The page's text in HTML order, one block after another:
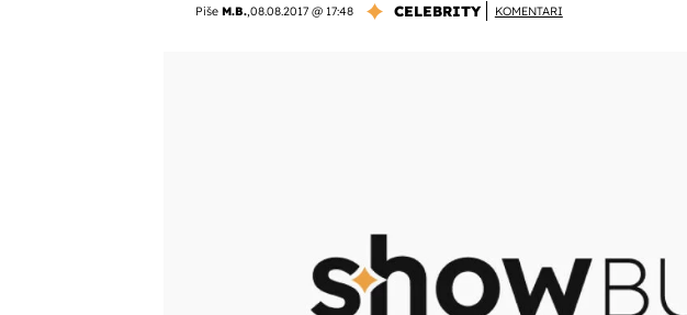
Piše M.B.,08.08.2017 @ 17:48 CELEBRITY KOMENTARI